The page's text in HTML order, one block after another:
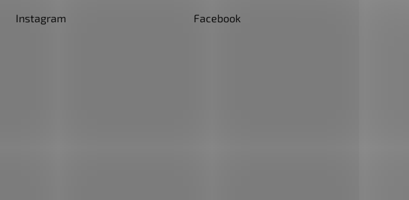
Instagram Facebook